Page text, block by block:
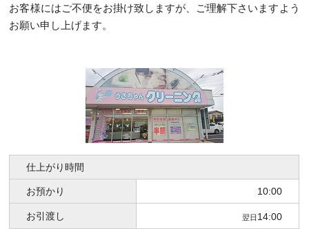
お客様にはご不便をお掛け致しますが、ご理解下さいますよう
お願い申し上げます。
仕上がり時間
お預かり 10:00
お引渡し 翌日 14:00